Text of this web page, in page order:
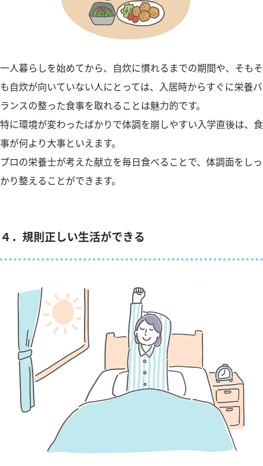
一人暮らしを始めてから、自炊に慣れるまでの期間や、そもそ
も自炊が向いていない人にとっては、入居時からすぐに栄養バ
ランスの整った食事を取れることは魅力的です。
特に環境が変わったばかりで体調を崩しやすい入学直後は、食
事が何より大事といえます。
プロの栄養士が考えた献立を毎日食べることで、体調面をしっ
かり整えることができます。
４．規則正しい生活ができる